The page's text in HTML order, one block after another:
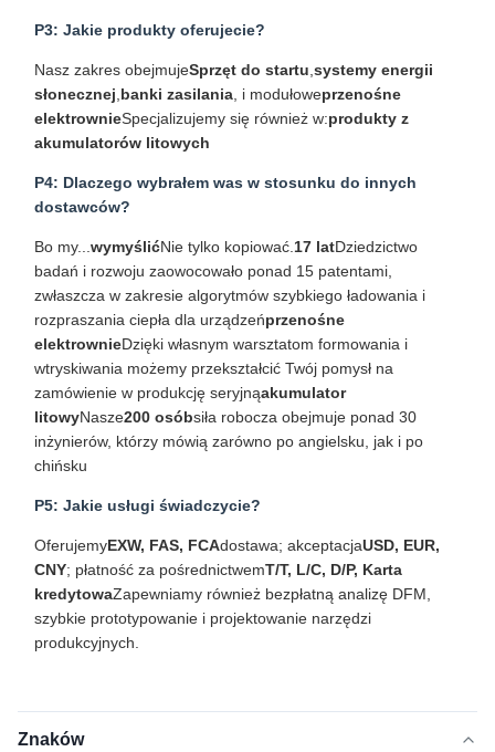
P3: Jakie produkty oferujecie?
Nasz zakres obejmujeSprzęt do startu systemy energii
słonecznej banki zasilania , i modułoweprzenośne
elektrownieSpecjalizujemy się również w:produkty z
akumulatorów litowych
P4: Dlaczego wybrałem was w stosunku do innych
dostawców?
Bo my... wymyślićNie tylko kopiować. 17 latDziedzictwo
badań i rozwoju zaowocowało ponad 15 patentami,
zwłaszcza w zakresie algorytmów szybkiego ładowania i
rozpraszania ciepła dla urządzeńprzenośne
elektrownieDzięki własnym warsztatom formowania i
wtryskiwania możemy przekształcić Twój pomysł na
zamówienie w produkcję seryjnąakumulator
litowyNasze200 osóbsiła robocza obejmuje ponad 30
inżynierów, którzy mówią zarówno po angielsku, jak i po
chińsku
P5: Jakie usługi świadczycie?
OferujemyEXW, FAS, FCAdostawa; akceptacjaUSD, EUR,
CNY; płatność za pośrednictwemT/T, L/C, D/P, Karta
kredytowaZapewniamy również bezpłatną analizę DFM,
szybkie prototypowanie i projektowanie narzędzi
produkcyjnych.
Znaków